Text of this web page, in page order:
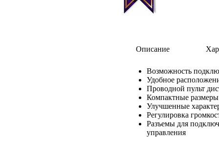
Описание
Возможность
Удобное
Проводной пульт
Компактные размеры
Улучшенные
Регулировка
Разъемы для
управления